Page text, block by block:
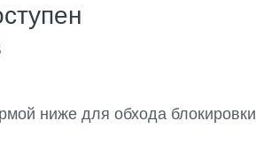
ниже для обхода блокировки